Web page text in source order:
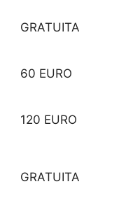
GRATUITA
60 EURO
120 EURO
GRATUITA